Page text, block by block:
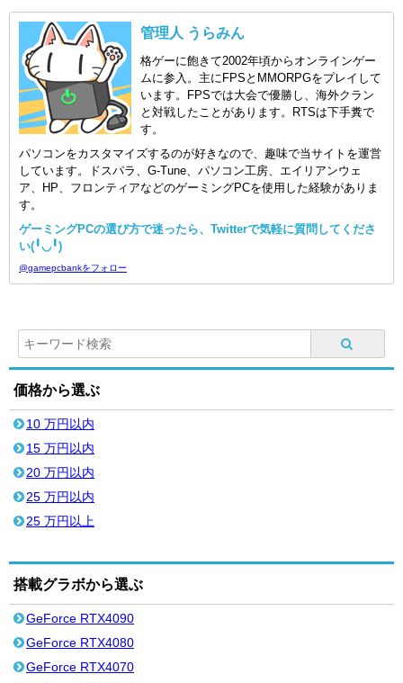
管理人 うらみん
格ゲーに飽きて2002年頃からオンラインゲー
ムに参入。主にFPSとMMORPGをプレイして
います。FPSでは大会で優勝し、海外クラン
と対戦したことがあります。RTSは下手糞で
す。
パソコンをカスタマイズするのが好きなので、趣味で当サイトを運営
しています。ドスパラ、G-Tune、パソコン工房、エイリアンウェ
ア、HP、フロンティアなどのゲーミングPCを使用した経験がありま
す。
ゲーミングPCの選び方で迷ったら、Twitterで気軽に質問してくださ
い(╹◡╹)
@gamepcbankをフォロー
価格から選ぶ
10 万円以内
15 万円以内
20 万円以内
25 万円以内
25 万円以上
搭載グラボから選ぶ
GeForce RTX4090
GeForce RTX4080
GeForce RTX4070